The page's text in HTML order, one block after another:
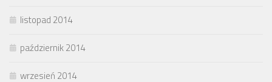
listopad 2014
październik 2014
wrzesień 2014